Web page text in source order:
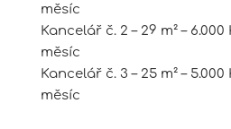
měsíc
Kancelář č. 2 – 29 m² – 6.000
měsíc
Kancelář č. 3 – 25 m² – 5.000
měsíc